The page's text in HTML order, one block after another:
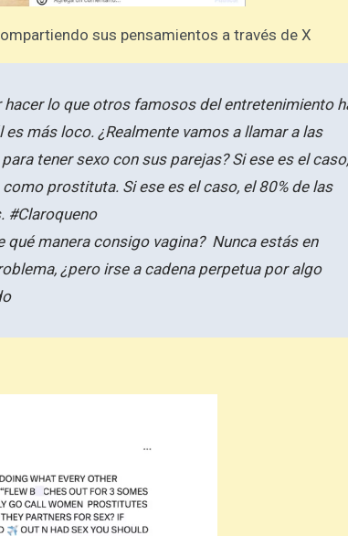
sus pensamientos a través de X
lo que otros famosos del entretenimiento
más loco. ¿Realmente vamos a llamar a las
tener sexo con sus parejas? Si ese es el
prostituta. Si ese es el caso, el 80% de las
#Claroqueno
qué manera consigo vagina? Nunca estás en
¿pero irse a cadena perpetua por algo